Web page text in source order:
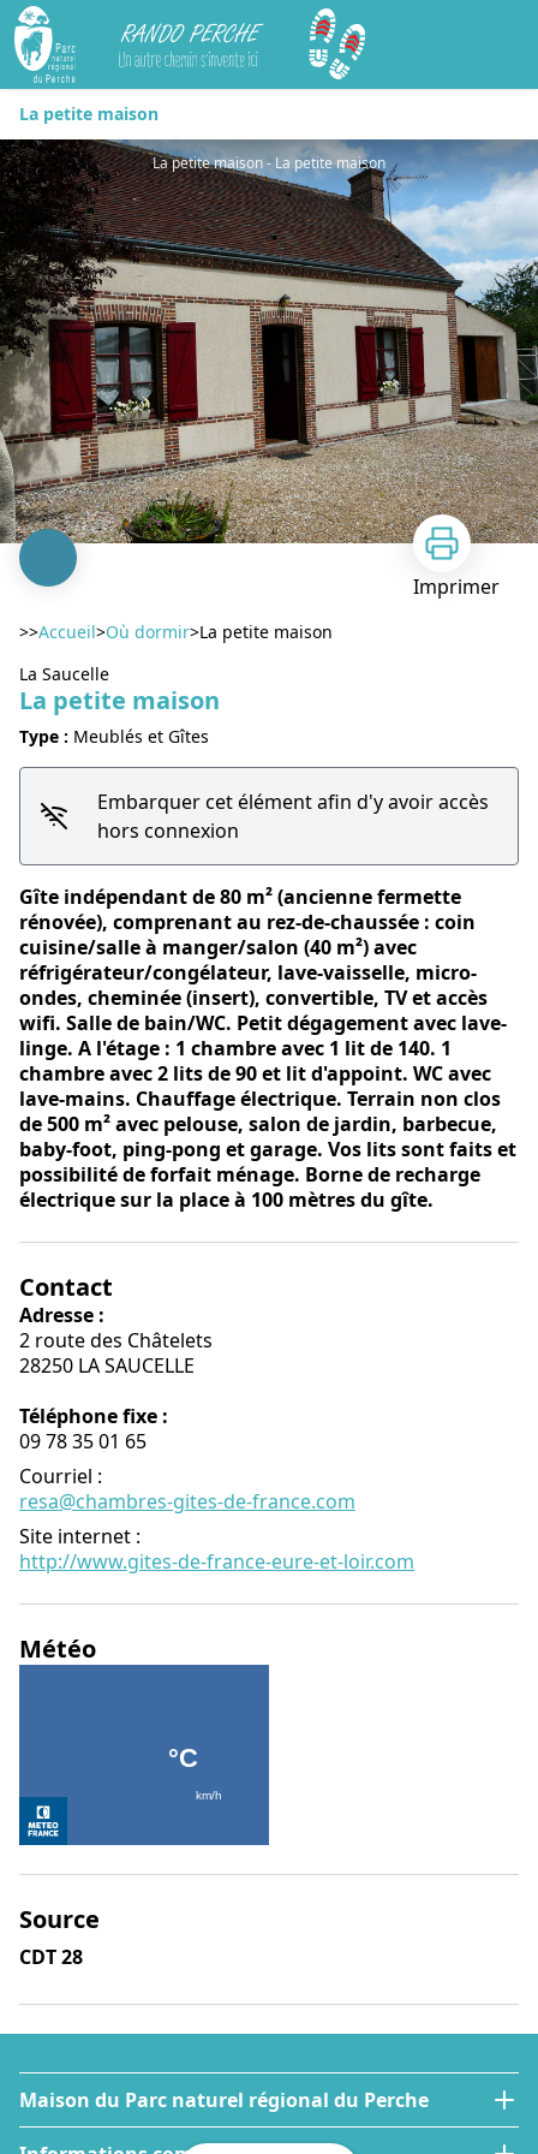
Rando Perche
La petite maison
La petite maison - La petite maison
Imprimer
>>Accueil>Où dormir>La petite maison
La Saucelle
La petite maison
Type : Meublés et Gîtes
Embarquer cet élément afin d'y avoir accès
hors connexion
Gîte indépendant de 80 m² (ancienne fermette
rénovée), comprenant au rez-de-chaussée : coin
cuisine/salle à manger/salon (40 m²) avec
réfrigérateur/congélateur, lave-vaisselle, micro-
ondes, cheminée (insert), convertible, TV et accès
wifi. Salle de bain/WC. Petit dégagement avec lave-
linge. A l'étage : 1 chambre avec 1 lit de 140. 1
chambre avec 2 lits de 90 et lit d'appoint. WC avec
lave-mains. Chauffage électrique. Terrain non clos
de 500 m² avec pelouse, salon de jardin, barbecue,
baby-foot, ping-pong et garage. Vos lits sont faits et
possibilité de forfait ménage. Borne de recharge
électrique sur la place à 100 mètres du gîte.
Contact
Adresse :
2 route des Châtelets
28250 LA SAUCELLE
Téléphone fixe :
09 78 35 01 65
Courriel :
resa@chambres-gites-de-france.com
Site internet :
http://www.gites-de-france-eure-et-loir.com
Météo
Source
CDT 28
Maison du Parc naturel régional du Perche